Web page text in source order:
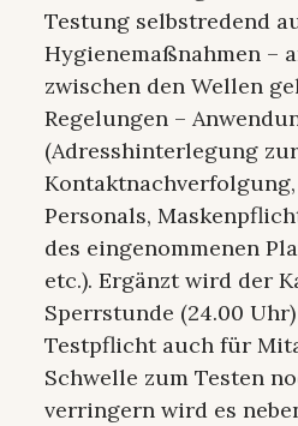
Testung selbstredend
Hygienemaßnahmen –
zwischen den Wellen
Regelungen –
(Adresshinterlegung zur
Personals,
des eingenommenen
etc.). Ergänzt wird der
Sperrstunde (24.00
Testpflicht auch für
Schwelle zum Testen
verringern wird es